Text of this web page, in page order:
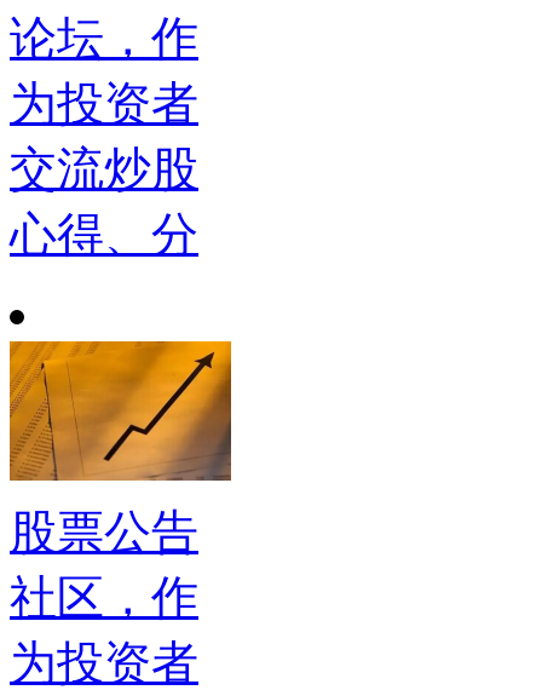
论坛，作
为投资者
交流炒股
心得、分
股票公告
社区，作
为投资者